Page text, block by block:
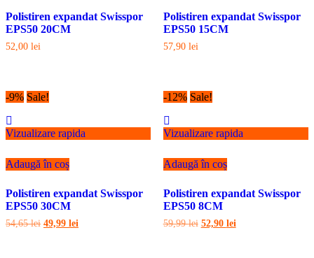
Polistiren expandat Swisspor
EPS50 20CM
52,00 lei
Polistiren expandat Swisspor
EPS50 15CM
57,90 lei
-9% Sale!
Vizualizare rapida
Adaugă în coș
Polistiren expandat Swisspor
EPS50 30CM
54,65lei Prețul
49,99 lei
-12% Sale!
Vizualizare rapida
Adaugă în coș
Polistiren expandat Swisspor
EPS50 8CM
59,99lei Prețul
52,90 leiPrețul